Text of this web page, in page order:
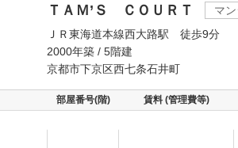
ＴＡＭ’Ｓ ＣＯＵＲＴ
マ
ＪＲ東海道本線西大路駅 徒歩9分
2000年築 / 5階建
京都市下京区西七条石井町
部屋番号(階) 賃料 (管理費等)